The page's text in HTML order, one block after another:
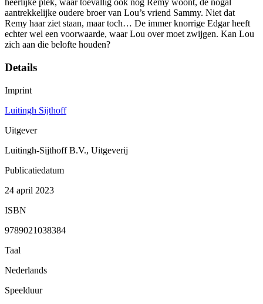
heerlijke plek, waar toevallig ook nog Remy woont, de nogal
aantrekkelijke oudere broer van Lou’s vriend Sammy. Niet dat
Remy haar ziet staan, maar toch… De immer knorrige Edgar heeft
echter wel een voorwaarde, waar Lou over moet zwijgen. Kan Lou
zich aan die belofte houden?
Details
Imprint
Luitingh Sijthoff
Uitgever
Luitingh-Sijthoff B.V., Uitgeverij
Publicatiedatum
24 april 2023
ISBN
9789021038384
Taal
Nederlands
Speelduur